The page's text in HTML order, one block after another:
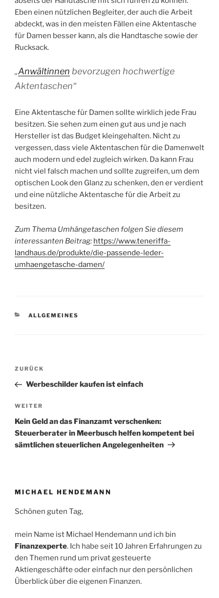
Eben einen nützlichen Begleiter, der auch die Arbeit
abdeckt, was in den meisten Fällen eine Aktentasche
für Damen besser kann, als die Handtasche sowie der
Rucksack.
„Anwältinnen bevorzugen hochwertige
Aktentaschen“
Eine Aktentasche für Damen sollte wirklich jede Frau
besitzen. Sie sehen zum einen gut aus und je nach
Hersteller ist das Budget kleingehalten. Nicht zu
vergessen, dass viele Aktentaschen für die Damenwelt
auch modern und edel zugleich wirken. Da kann Frau
nicht viel falsch machen und sollte zugreifen, um dem
optischen Look den Glanz zu schenken, den er verdient
und eine nützliche Aktentasche für die Arbeit zu
besitzen.
Zum Thema Umhängetaschen folgen Sie diesem
interessanten Beitrag: https://www.teneriffa-
landhaus.de/produkte/die-passende-leder-
umhaengetasche-damen/
KATEGORIEN
ALLGEMEINES
Beitragsnavigation
Vorheriger
Beitrag
ZURÜCK
Werbeschilder kaufen ist einfach
Nächster
Beitrag
WEITER
Kein Geld an das Finanzamt verschenken:
Steuerberater in Meerbusch helfen kompetent bei
sämtlichen steuerlichen Angelegenheiten
MICHAEL HENDEMANN
Schönen guten Tag,
mein Name ist Michael Hendemann und ich bin
Finanzexperte. Ich habe seit 10 Jahren Erfahrungen zu
den Themen rund um privat gesteuerte
Aktiengeschäfte oder einfach nur den persönlichen
Überblick über die eigenen Finanzen.